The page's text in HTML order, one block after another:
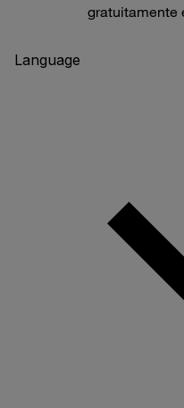
gratuitamente